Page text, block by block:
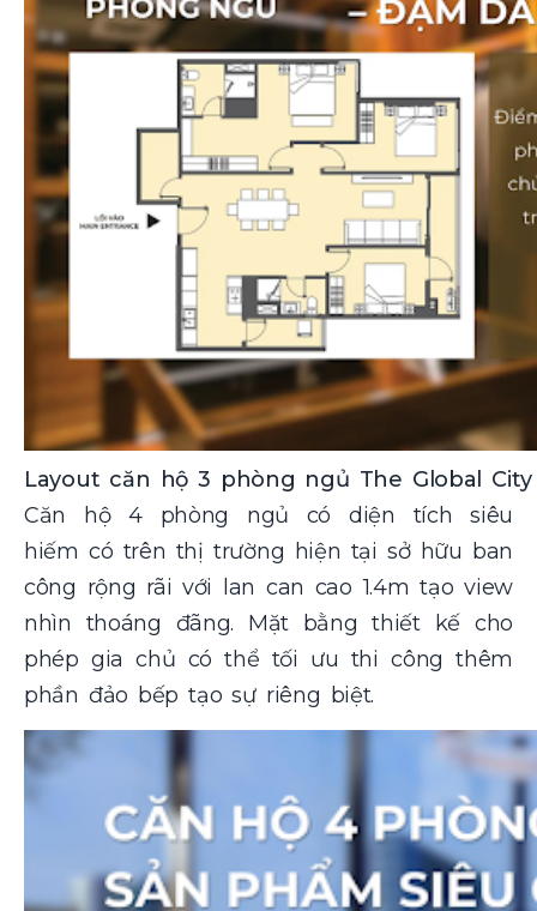
Layout căn hộ 3 phòng ngủ The Global City
Căn hộ 4 phòng ngủ có diện tích siêu
hiếm có trên thị trường hiện tại sở hữu ban
công rộng rãi với lan can cao 1.4m tạo view
nhìn thoáng đãng. Mặt bằng thiết kế cho
phép gia chủ có thể tối ưu thi công thêm
phần đảo bếp tạo sự riêng biệt.